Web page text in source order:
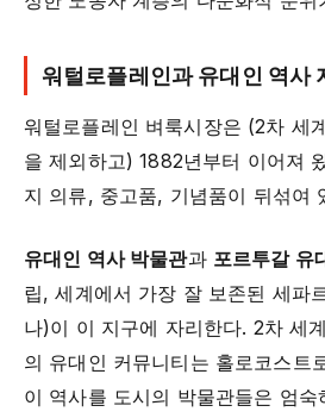
워털로플레인과 유대인 역사
워털로플레인 벼룩시장은 (2차 세
을 제외하고) 1882년부터 이어져
지 의류, 중고품, 기념품이 뒤섞여
유대인 역사 박물관과 포르투갈 유
립, 세계에서 가장 잘 보존된 세파
나)이 이 지구에 자리한다. 2차 세
의 유대인 커뮤니티는 홀로코스
이 역사를 도시의 박물관들은 엄숙